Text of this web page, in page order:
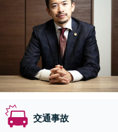
交通事故